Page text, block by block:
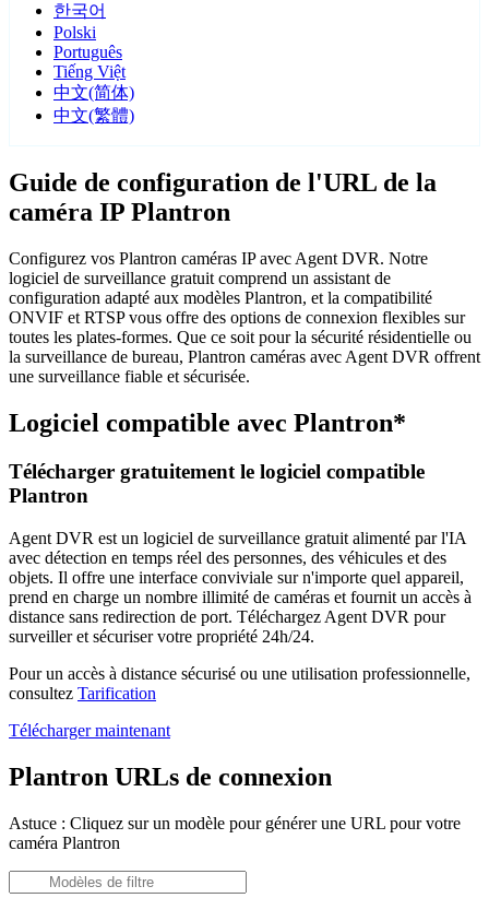
한국어
Polski
Português
Tiếng Việt
中文(简体)
中文(繁體)
Guide de configuration de l'URL de la
caméra IP Plantron
Configurez vos Plantron caméras IP avec Agent DVR. Notre
logiciel de surveillance gratuit comprend un assistant de
configuration adapté aux modèles Plantron, et la compatibilité
ONVIF et RTSP vous offre des options de connexion flexibles sur
toutes les plates-formes. Que ce soit pour la sécurité résidentielle ou
la surveillance de bureau, Plantron caméras avec Agent DVR offrent
une surveillance fiable et sécurisée.
Logiciel compatible avec Plantron*
Télécharger gratuitement le logiciel compatible
Plantron
Agent DVR est un logiciel de surveillance gratuit alimenté par l'IA
avec détection en temps réel des personnes, des véhicules et des
objets. Il offre une interface conviviale sur n'importe quel appareil,
prend en charge un nombre illimité de caméras et fournit un accès à
distance sans redirection de port. Téléchargez Agent DVR pour
surveiller et sécuriser votre propriété 24h/24.
Pour un accès à distance sécurisé ou une utilisation professionnelle,
consultez Tarification
Télécharger maintenant
Plantron URLs de connexion
Astuce : Cliquez sur un modèle pour générer une URL pour votre
caméra Plantron